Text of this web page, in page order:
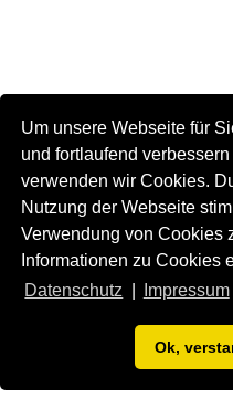
Um unsere Webseite für
und fortlaufend
verwenden wir Cookies.
Nutzung der Webseite
Verwendung von Cookies
Informationen zu Cookies
Datenschutz
Impressum
Ok,